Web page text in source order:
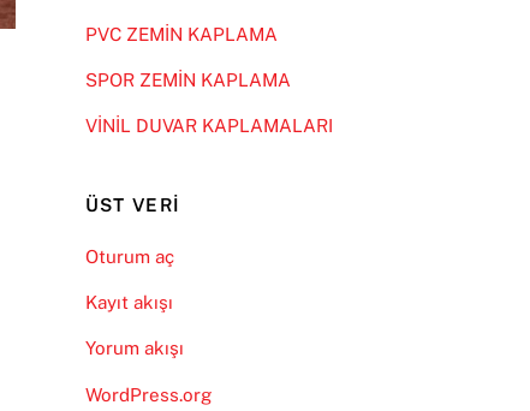
PVC ZEMİN KAPLAMA
SPOR ZEMİN KAPLAMA
VİNİL DUVAR KAPLAMALARI
ÜST VERI
Oturum aç
Kayıt akışı
Yorum akışı
WordPress.org